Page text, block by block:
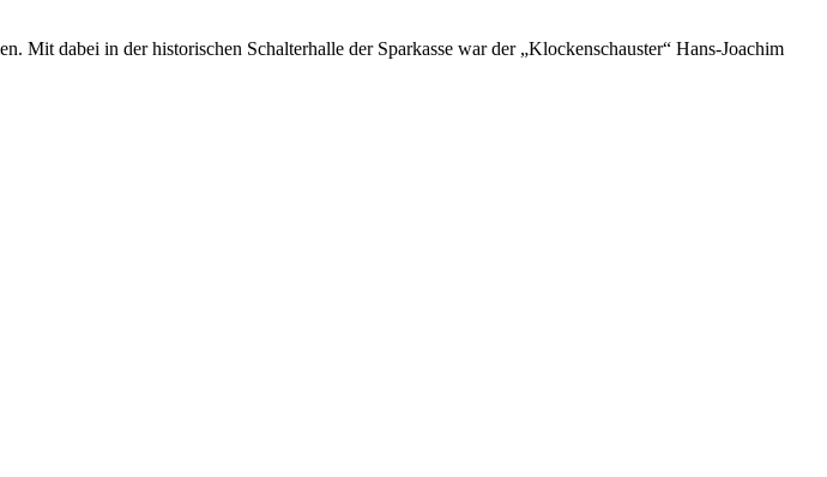
Mit da­bei in der historischen Schalterhalle der Spar­kasse war der „Klockenschauster“ Hans-Joachim